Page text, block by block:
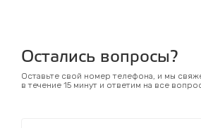
Остались вопросы?
Оставьте свой номер телефона, и мы
в течение 15 минут и ответим на все